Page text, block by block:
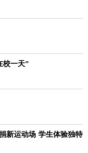
校一天”
新运动场 学生体验独特